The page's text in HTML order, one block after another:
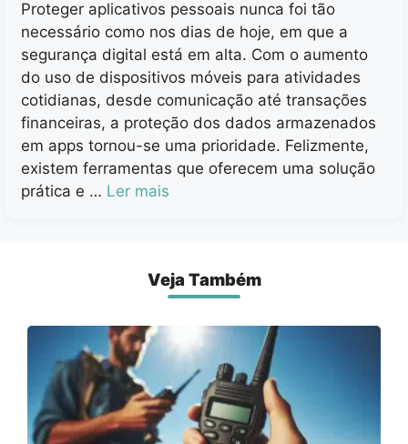
Proteger aplicativos pessoais nunca foi tão
necessário como nos dias de hoje, em que a
segurança digital está em alta. Com o aumento
do uso de dispositivos móveis para atividades
cotidianas, desde comunicação até transações
financeiras, a proteção dos dados armazenados
em apps tornou-se uma prioridade. Felizmente,
existem ferramentas que oferecem uma solução
prática e … Ler mais
Veja Também